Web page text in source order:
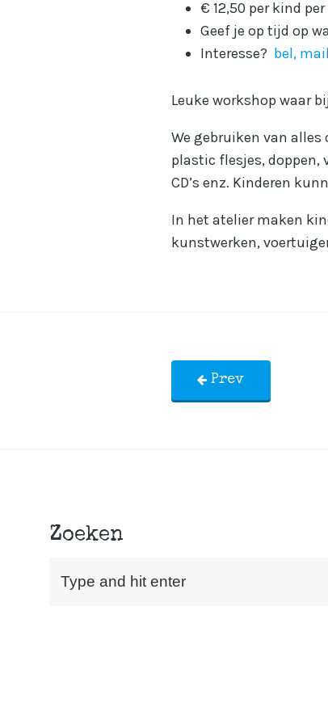
€ 12,50 per kind
Geef je op tijd op
Interesse? bel, mail
Leuke workshop waar
We gebruiken van
plastic flesjes, doppen,
CD’s enz. Kinderen
In het atelier maken
kunstwerken,
Prev
Zoeken